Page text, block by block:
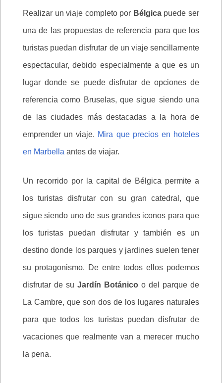
Realizar un viaje completo por Bélgica puede ser
una de las propuestas de referencia para que los
turistas puedan disfrutar de un viaje sencillamente
espectacular, debido especialmente a que es un
lugar donde se puede disfrutar de opciones de
referencia como Bruselas, que sigue siendo una
de las ciudades más destacadas a la hora de
emprender un viaje. Mira que precios en hoteles
en Marbella antes de viajar.
Un recorrido por la capital de Bélgica permite a
los turistas disfrutar con su gran catedral, que
sigue siendo uno de sus grandes iconos para que
los turistas puedan disfrutar y también es un
destino donde los parques y jardines suelen tener
su protagonismo. De entre todos ellos podemos
disfrutar de su Jardín Botánico o del parque de
La Cambre, que son dos de los lugares naturales
para que todos los turistas puedan disfrutar de
vacaciones que realmente van a merecer mucho
la pena.